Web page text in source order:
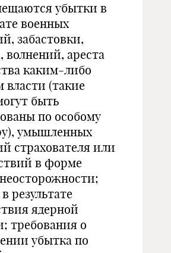
убытки в
военных
забастовки,
волнений, ареста
каким-либо
власти (такие
быть
по особому
умышленных
страхователя или
в форме
результате
ядерной
требования о
убытка по